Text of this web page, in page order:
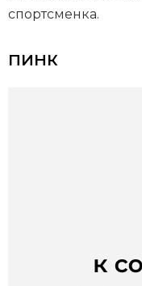
спортсменка.
ПИНК